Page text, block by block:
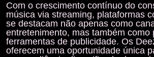
Com o crescimento contínuo do
música via streaming, plataformas
se destacam não apenas como
entretenimento, mas também como
ferramentas de publicidade. Os
oferecem uma oportunidade única